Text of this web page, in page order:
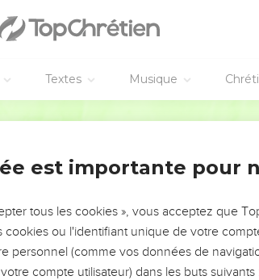
Textes Musique
!
?
foi ou leur vision. Mais on voit
alors même que ce sont
est importante pour
tous les cookies », vous acceptez que
cookies ou l'identifiant unique de votre
personnel (comme vos données de
compte utilisateur) dans les buts suivants